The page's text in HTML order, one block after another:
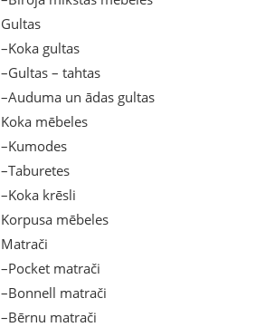
Gultas
–Koka gultas
–Gultas – tahtas
–Auduma un ādas gultas
Koka mēbeles
–Kumodes
–Taburetes
–Koka krēsli
Korpusa mēbeles
Matrači
–Pocket matrači
–Bonnell matrači
–Bērnu matrači